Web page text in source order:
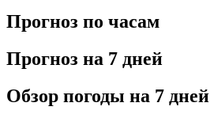
Прогноз по часам
Прогноз на 7 дней
Обзор погоды на 7 дней